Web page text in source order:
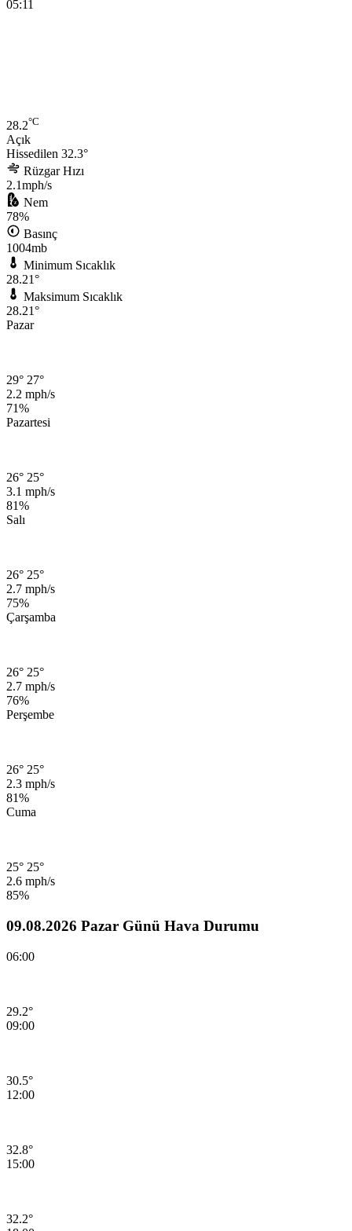
05:11
28.2°C
Açık
Hissedilen 32.3°
Rüzgar Hızı
2.1mph/s
Nem
78%
Basınç
1004mb
Minimum Sıcaklık
28.21°
Maksimum Sıcaklık
28.21°
Pazar
29° 27°
2.2 mph/s
71%
Pazartesi
26° 25°
3.1 mph/s
81%
Salı
26° 25°
2.7 mph/s
75%
Çarşamba
26° 25°
2.7 mph/s
76%
Perşembe
26° 25°
2.3 mph/s
81%
Cuma
25° 25°
2.6 mph/s
85%
09.08.2026 Pazar Günü Hava Durumu
06:00
29.2°
09:00
30.5°
12:00
32.8°
15:00
32.2°